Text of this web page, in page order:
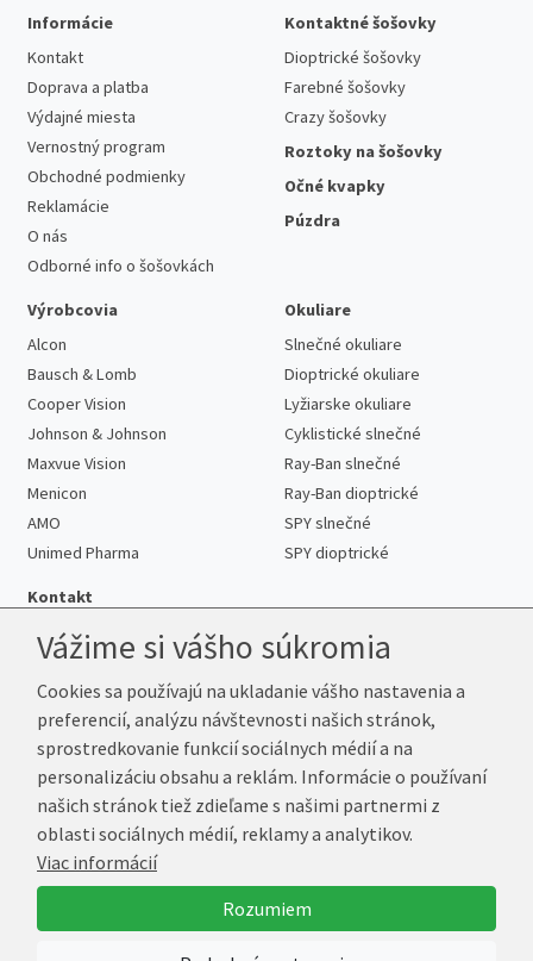
Informácie
Kontakt
Doprava a platba
Výdajné miesta
Vernostný program
Obchodné podmienky
Reklamácie
O nás
Odborné info o šošovkách
Kontaktné šošovky
Dioptrické šošovky
Farebné šošovky
Crazy šošovky
Roztoky na šošovky
Očné kvapky
Púzdra
Výrobcovia
Alcon
Bausch & Lomb
Cooper Vision
Johnson & Johnson
Maxvue Vision
Menicon
AMO
Unimed Pharma
Okuliare
Slnečné okuliare
Dioptrické okuliare
Lyžiarske okuliare
Cyklistické slnečné
Ray-Ban slnečné
Ray-Ban dioptrické
SPY slnečné
SPY dioptrické
Kontakt
Telefón:+421 222 205 863
E-mail:info@kup-sosovky.sk
Reklamačná adresa
Andrea Votavová
Revoluční 1017
290 01 Poděbrady
Česká republika
Vážime si vášho súkromia
Cookies sa používajú na ukladanie vášho nastavenia a
preferencií, analýzu návštevnosti našich stránok,
sprostredkovanie funkcií sociálnych médií a na
personalizáciu obsahu a reklám. Informácie o používaní
našich stránok tiež zdieľame s našimi partnermi z
oblasti sociálnych médií, reklamy a analytikov.
Viac informácií
Rozumiem